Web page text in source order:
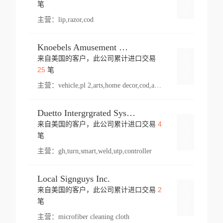
笔
主营： lip,razor,cod
Knoebels Amusement Resort
来自美国的客户，此公司累计进口交易
25笔
主营： vehicle,pl 2,arts,home decor,cod,amusement ride,sea
Duetto Intergrgrated Systems Inc.
来自美国的客户，此公司累计进口交易 4
笔
主营： gh,turn,smart,weld,utp,controller
Local Signguys Inc.
来自美国的客户，此公司累计进口交易 2
笔
主营： microfiber cleaning cloth